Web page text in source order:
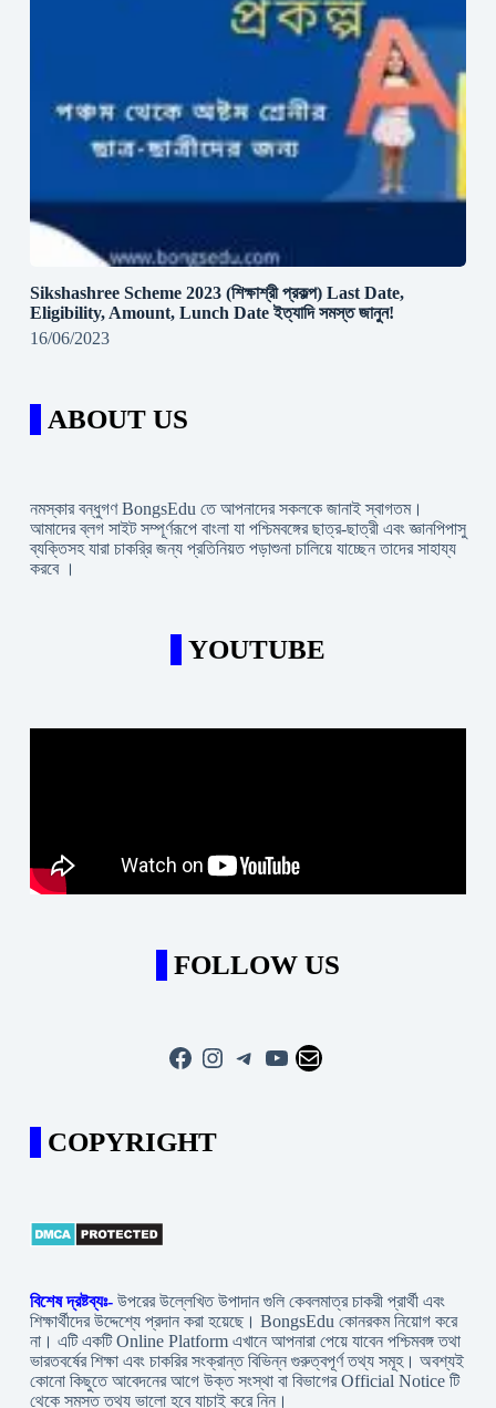
Sikshashree Scheme 2023 (শিক্ষাশ্রী প্রকল্প) Last Date,
Eligibility, Amount, Lunch Date ইত্যাদি সমস্ত জানুন!
16/06/2023
ABOUT US
নমস্কার বন্ধুগণ BongsEdu তে আপনাদের সকলকে জানাই স্বাগতম।
আমাদের ব্লগ সাইট সম্পূর্ণরূপে বাংলা যা পশ্চিমবঙ্গের ছাত্র-ছাত্রী এবং জ্ঞানপিপাসু
ব্যক্তিসহ যারা চাকরি্র জন্য প্রতিনিয়ত পড়াশুনা চালিয়ে যাচ্ছেন তাদের সাহায্য
করবে ।
YOUTUBE
FOLLOW US
Facebook
Instagram
Telegram
YouTube
Mail
COPYRIGHT
বিশেষ দ্রষ্টব্যঃ- উপরের উল্লেখিত উপাদান গুলি কেবলমাত্র চাকরী প্রার্থী এবং
শিক্ষার্থীদের উদ্দেশ্যে প্রদান করা হয়েছে। BongsEdu কোনরকম নিয়োগ করে
না। এটি একটি Online Platform এখানে আপনারা পেয়ে যাবেন পশ্চিমবঙ্গ তথা
ভারতবর্ষের শিক্ষা এবং চাকরির সংক্রান্ত বিভিন্ন গুরুত্বপূর্ণ তথ্য সমূহ। অবশ্যই
কোনো কিছুতে আবেদনের আগে উক্ত সংস্থা বা বিভাগের Official Notice টি
থেকে সমস্ত তথ্য ভালো হবে যাচাই করে নিন।